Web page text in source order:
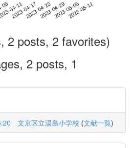
04-11
2023-04-172023-04-232023-04-292023-05-052023-05-11
2 posts, 2 favorites)
2 posts, 1
文京区立湯島小学校 (文献一覧)